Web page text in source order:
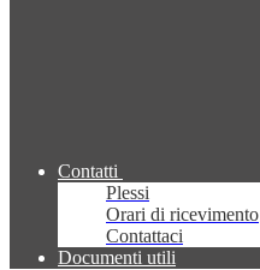
Contatti
Plessi
Orari di ricevimento
Contattaci
Documenti utili